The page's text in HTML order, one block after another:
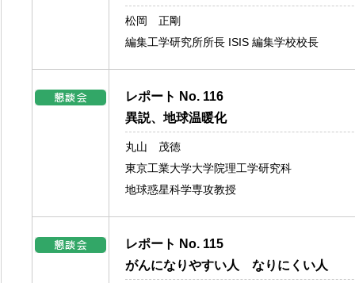
松岡 正剛
編集工学研究所所長 ISIS 編集学校校長
レポート No. 116
異説、地球温暖化
丸山 茂徳
東京工業大学大学院理工学研究科
地球惑星科学専攻教授
レポート No. 115
がんになりやすい人 なりにくい人